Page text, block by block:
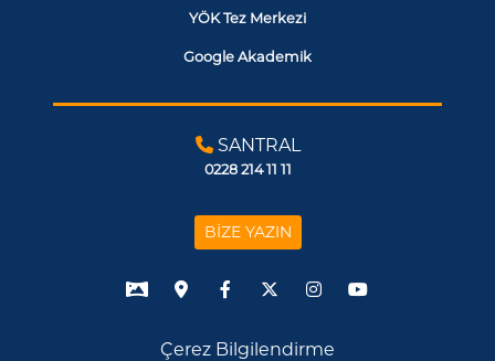
YÖK Tez Merkezi
Google Akademik
SANTRAL
0228 214 11 11
BİZE YAZIN
Çerez Bilgilendirme